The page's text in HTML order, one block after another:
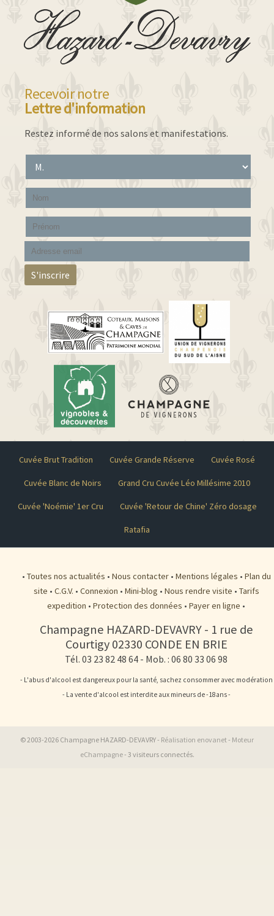
Recevoir notre
Lettre d'information
Restez informé de nos salons et manifestations.
Cuvée Brut Tradition Cuvée Grande Réserve Cuvée Rosé
Cuvée Blanc de Noirs Grand Cru Cuvée Léo Millésime 2010
Cuvée 'Noémie' 1er Cru Cuvée 'Retour de Chine' Zéro dosage
Ratafia
• Toutes nos actualités • Nous contacter • Mentions légales • Plan du
site • C.G.V. • Connexion • Mini-blog • Nous rendre visite • Tarifs
expedition • Protection des données • Payer en ligne •
Champagne HAZARD-DEVAVRY- 1 rue de
Courtigy02330 CONDE EN BRIE
Tél. 03 23 82 48 64 - Mob. : 06 80 33 06 98
- L'abus d'alcool est dangereux pour la santé, sachez consommer avec modération
- La vente d'alcool est interdite aux mineurs de -18ans -
© 2003-2026 Champagne HAZARD-DEVAVRY - Réalisation enovanet- Moteur
eChampagne- 3 visiteurs connectés.